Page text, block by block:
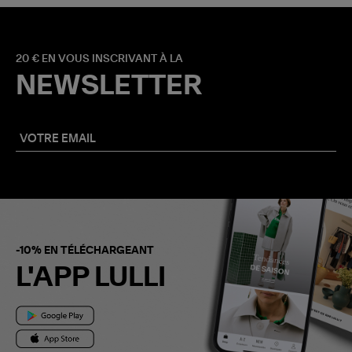
20 € EN VOUS INSCRIVANT À LA
NEWSLETTER
-10% EN TÉLÉCHARGEANT
L'APP LULLI